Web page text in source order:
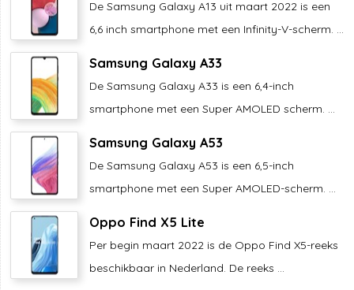
De Samsung Galaxy A13 uit maart 2022 is een
6,6 inch smartphone met een Infinity-V-scherm. ...
Samsung Galaxy A33
De Samsung Galaxy A33 is een 6,4-inch
smartphone met een Super AMOLED scherm. ...
Samsung Galaxy A53
De Samsung Galaxy A53 is een 6,5-inch
smartphone met een Super AMOLED-scherm. ...
Oppo Find X5 Lite
Per begin maart 2022 is de Oppo Find X5-reeks
beschikbaar in Nederland. De reeks ...